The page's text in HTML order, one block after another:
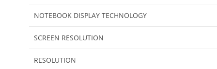
NOTEBOOK DISPLAY TECHNOLOGY
SCREEN RESOLUTION
RESOLUTION